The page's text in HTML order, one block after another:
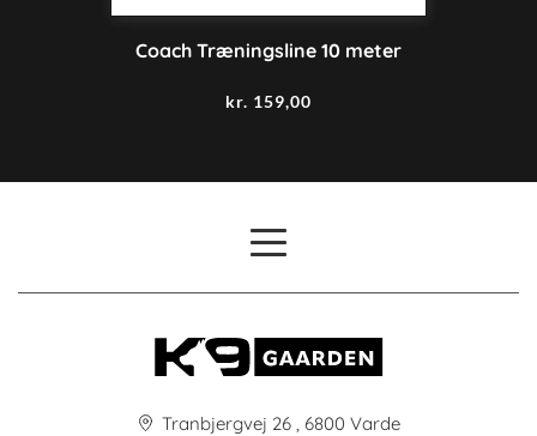
Coach Træningsline 10 meter
kr. 159,00
Tranbjergvej 26 , 6800 Varde